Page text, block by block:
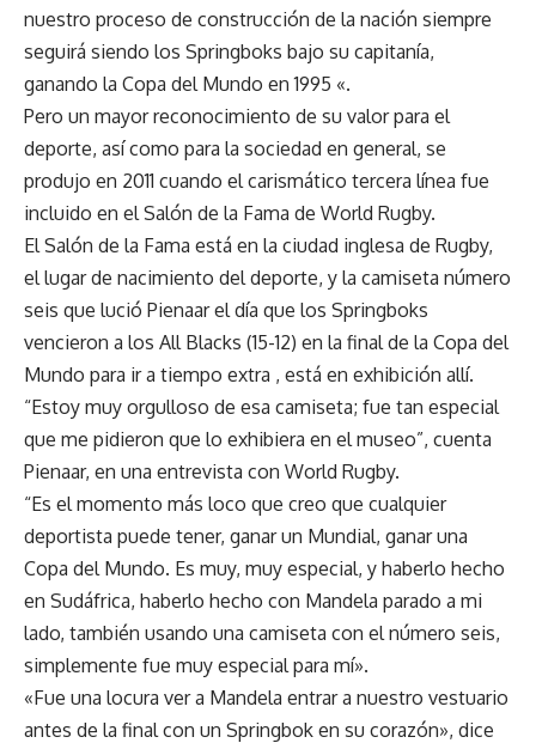
nuestro proceso de construcción de la nación siempre
seguirá siendo los Springboks bajo su capitanía,
ganando la Copa del Mundo en 1995 «.
Pero un mayor reconocimiento de su valor para el
deporte, así como para la sociedad en general, se
produjo en 2011 cuando el carismático tercera línea fue
incluido en el Salón de la Fama de World Rugby.
El Salón de la Fama está en la ciudad inglesa de Rugby,
el lugar de nacimiento del deporte, y la camiseta número
seis que lució Pienaar el día que los Springboks
vencieron a los All Blacks (15-12) en la final de la Copa del
Mundo para ir a tiempo extra , está en exhibición allí.
“Estoy muy orgulloso de esa camiseta; fue tan especial
que me pidieron que lo exhibiera en el museo”, cuenta
Pienaar, en una entrevista con World Rugby.
“Es el momento más loco que creo que cualquier
deportista puede tener, ganar un Mundial, ganar una
Copa del Mundo. Es muy, muy especial, y haberlo hecho
en Sudáfrica, haberlo hecho con Mandela parado a mi
lado, también usando una camiseta con el número seis,
simplemente fue muy especial para mí».
«Fue una locura ver a Mandela entrar a nuestro vestuario
antes de la final con un Springbok en su corazón», dice